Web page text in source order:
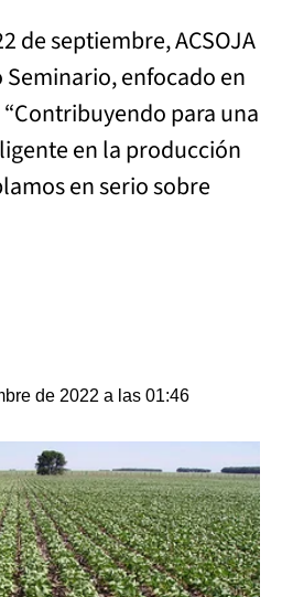
de septiembre, ACSOJA
enfocado en
para una
en la producción
en serio sobre
de 2022 a las 01:46